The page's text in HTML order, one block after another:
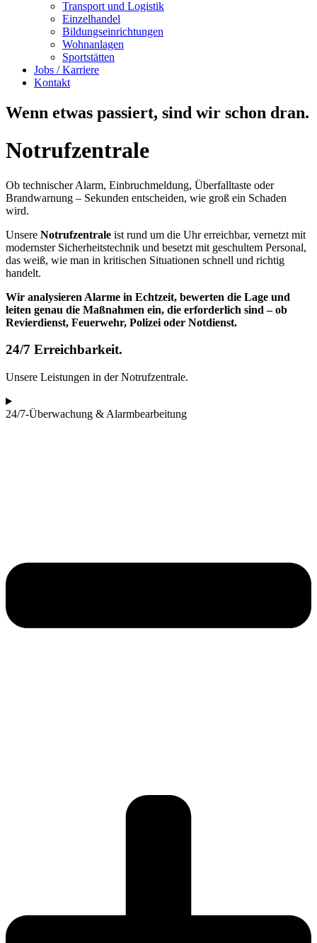
Transport und Logistik
Einzelhandel
Bildungseinrichtungen
Wohnanlagen
Sportstätten
Jobs / Karriere
Kontakt
Wenn etwas passiert, sind wir schon dran.
Notrufzentrale
Ob technischer Alarm, Einbruchmeldung, Überfalltaste oder
Brandwarnung – Sekunden entscheiden, wie groß ein Schaden
wird.
Unsere Notrufzentrale ist rund um die Uhr erreichbar, vernetzt mit
modernster Sicherheitstechnik und besetzt mit geschultem Personal,
das weiß, wie man in kritischen Situationen schnell und richtig
handelt.
Wir analysieren Alarme in Echtzeit, bewerten die Lage und
leiten genau die Maßnahmen ein, die erforderlich sind – ob
Revierdienst, Feuerwehr, Polizei oder Notdienst.
24/7 Erreichbarkeit.
Unsere Leistungen in der Notrufzentrale.
24/7-Überwachung & Alarmbearbeitung